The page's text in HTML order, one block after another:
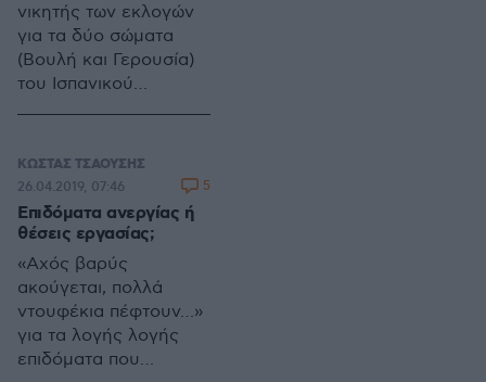
νικητής των εκλογών
για τα δύο σώματα
(Βουλή και Γερουσία)
του Ισπανικού
δεν είχε περάσει καν
την πόρτα του
σχολείου όταν έγιναν
οι πρώτες ελεύθερες
εκλογές μετά το τέλος
της δικτατορίας του
Φράνκο. Το 1977 ήταν
μόλις 5 ετών. Σήμερα,
στα 47 του είναι ο
ρυθμιστής των
ΚΩΣΤΑΣ ΤΣΑΟΥΣΗΣ
Επιδόματα ανεργίας ή
θέσεις εργασίας;
«Αχός βαρύς
ακούγεται, πολλά
ντουφέκια πέφτουν…»
για τα λογής λογής
επιδόματα που
26.04.2019, 07:46 5